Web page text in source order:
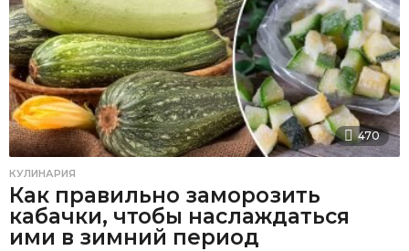
470
КУЛИНАРИЯ
Как правильно заморозить
кабачки, чтобы наслаждаться
ими в зимний период